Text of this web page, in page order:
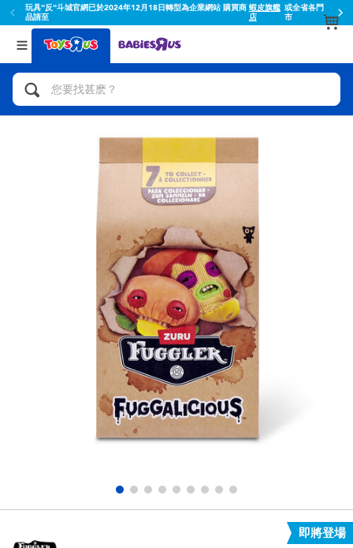
玩具"反"斗城官網已於2024年12月18日轉型為企業網站 購買商
品請至
蝦皮旗艦
店
或全省各門
市
返回
分類目錄
人氣英雄,角色扮演,射擊玩具
腳踏車,滑板車,騎乘車
拼砌組合及樂高LEGO
玩具車,貨車,火車及遙控系列
手工藝,文具,蠟筆,泥膠,畫板
娃娃, 芭比,收藏公仔
遊戲及拼圖系列
戶外及運動用品
派對用品
返回
品牌
Toy Story玩具總動員
Super Mario超級瑪利歐
Fuggler
Miniso名創優品
playpop
Barbie芭比
Marvel漫威
NERF熱火 即將登場